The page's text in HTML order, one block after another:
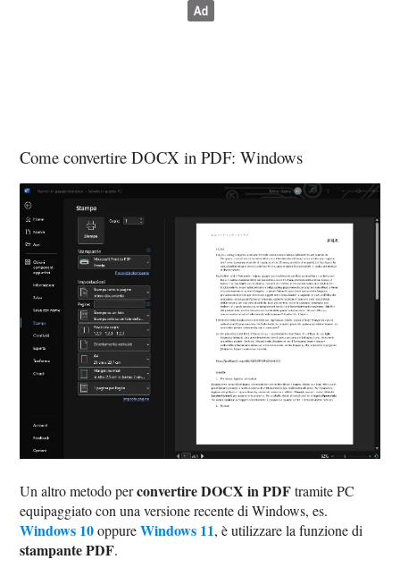
Come convertire DOCX in PDF: Windows
Un altro metodo perconvertire DOCX in PDFtramite PC
equipaggiato con una versione recente di Windows, es.
Windows 10oppureWindows 11, è utilizzare la funzione di
stampante PDF.